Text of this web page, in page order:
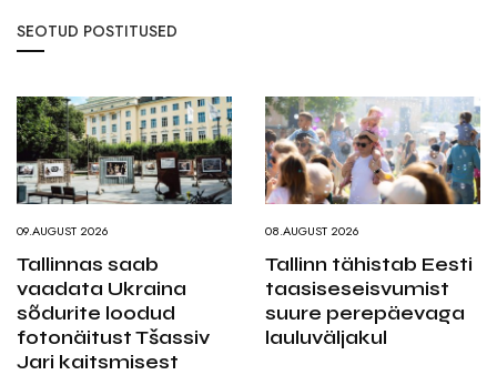
SEOTUD POSTITUSED
09.AUGUST 2026
Tallinnas saab
vaadata Ukraina
sõdurite loodud
fotonäitust Tšassiv
Jari kaitsmisest
08.AUGUST 2026
Tallinn tähistab Eesti
taasiseseisvumist
suure perepäevaga
lauluväljakul